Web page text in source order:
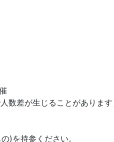
数差が生じることがありま
)を持参ください。